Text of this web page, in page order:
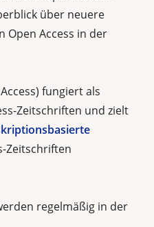
über neuere
Open Access in der
fungiert als
Zeitschriften und zielt
Zeitschriften
regelmäßig in der